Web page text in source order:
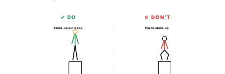
✓ DO ✗ DON’T
Stand-up sur la box Pas de stand-up